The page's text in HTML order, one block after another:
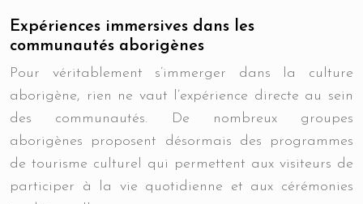
Expériences immersives dans les
communautés aborigènes
Pour véritablement s’immerger dans la culture
aborigène, rien ne vaut l’expérience directe au sein
des communautés. De nombreux groupes
aborigènes proposent désormais des programmes
de tourisme culturel qui permettent aux visiteurs de
participer à la vie quotidienne et aux cérémonies